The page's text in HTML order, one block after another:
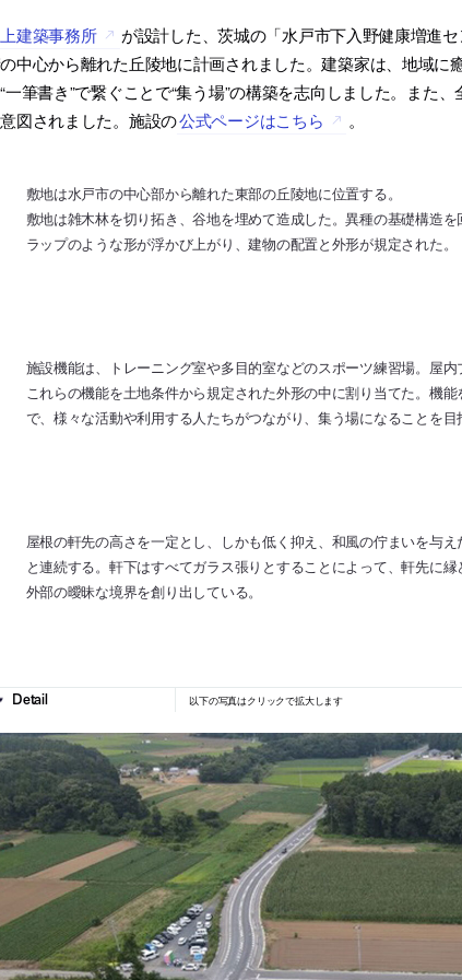
建築事務所
が設計した、茨城の「水戸市下入野健康増進セ
中心から離れた丘陵地に計画されました。建築家は、地域
一筆書き”で繋ぐことで“集う場”の構築を志向しました。また
図されました。施設の公式ページはこちら 。
敷地は水戸市の中心部から離れた東部の丘陵地に位置する。
敷地は雑木林を切り拓き、谷地を埋めて造成した。異種の基礎構造
ラップのような形が浮かび上がり、建物の配置と外形が規定された。
施設機能は、トレーニング室や多目的室などのスポーツ練習場。屋内
これらの機能を土地条件から規定された外形の中に割り当てた。機
で、様々な活動や利用する人たちがつながり、集う場になることを目
屋根の軒先の高さを一定とし、しかも低く抑え、和風の佇まいを与
と連続する。軒下はすべてガラス張りとすることによって、軒先に
外部の曖昧な境界を創り出している。
以下の写真はクリックで拡大します